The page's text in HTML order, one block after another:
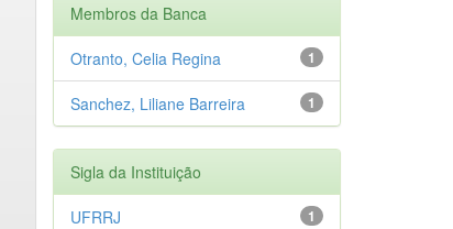
Membros da Banca
1
Otranto, Celia Regina
1
Sanchez, Liliane Barreira
Sigla da Instituição
1
UFRRJ